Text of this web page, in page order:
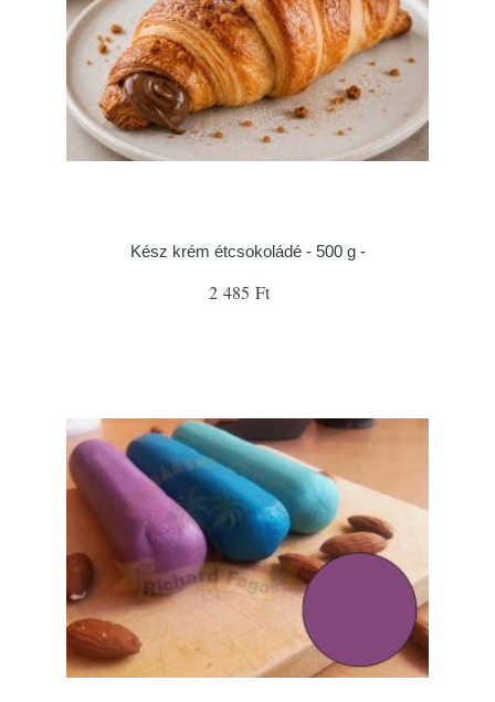
Kész krém étcsokoládé - 500 g -
2 485 Ft